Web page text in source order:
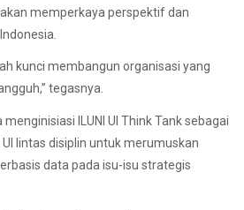
memperkaya perspektif dan
kunci membangun organisasi yang
tegasnya.
ILUNI UI Think Tank sebagai
lintas disiplin untuk merumuskan
data pada isu-isu strategis